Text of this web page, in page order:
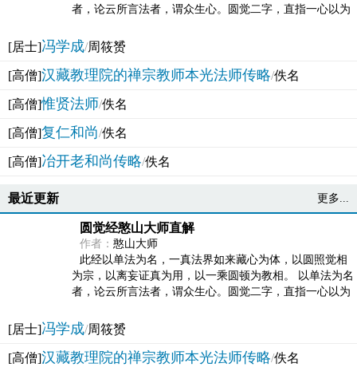
者，论云所言法者，谓众生心。圆觉二字，直指一心以为
[居士]冯学成/周筱赟
[高僧]汉藏教理院的禅宗教师本光法师传略/佚名
[高僧]惟贤法师/佚名
[高僧]复仁和尚/佚名
[高僧]冶开老和尚传略/佚名
最近更新 更多...
圆觉经憨山大师直解
作者： 憨山大师
此经以单法为名，一真法界如来藏心为体，以圆照觉相
为宗，以离妄证真为用，以一乘圆顿为教相。 以单法为名
者，论云所言法者，谓众生心。圆觉二字，直指一心以为
[居士]冯学成/周筱赟
[高僧]汉藏教理院的禅宗教师本光法师传略/佚名